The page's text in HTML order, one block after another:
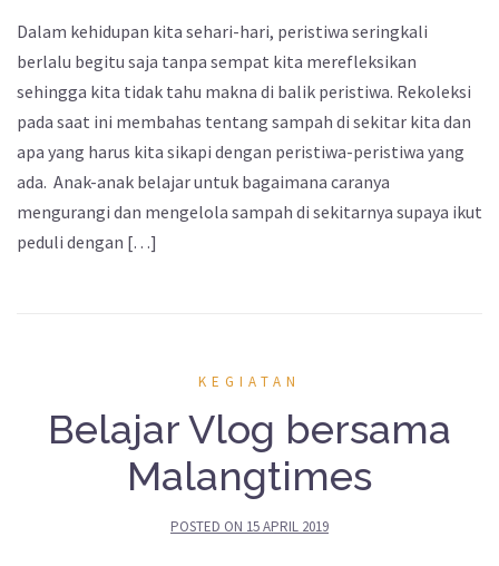
Dalam kehidupan kita sehari-hari, peristiwa seringkali
berlalu begitu saja tanpa sempat kita merefleksikan
sehingga kita tidak tahu makna di balik peristiwa. Rekoleksi
pada saat ini membahas tentang sampah di sekitar kita dan
apa yang harus kita sikapi dengan peristiwa-peristiwa yang
ada. Anak-anak belajar untuk bagaimana caranya
mengurangi dan mengelola sampah di sekitarnya supaya ikut
peduli dengan […]
KEGIATAN
Belajar Vlog bersama
Malangtimes
POSTED ON 15 APRIL 2019